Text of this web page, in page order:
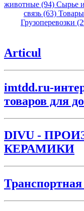
животные (94) Сырье
связь (63)
Грузоперевозки
Articul
imtdd.ru-
товаров для
DIVU -
КЕРАМИКИ